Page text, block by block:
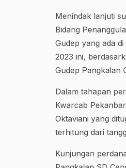
Menindak lanjuti
Bidang
Gudep yang ada
2023 ini,
Gudep Pangkalan
Dalam tahapan
Kwarcab
Oktaviani yang
terhitung dari
Kunjungan